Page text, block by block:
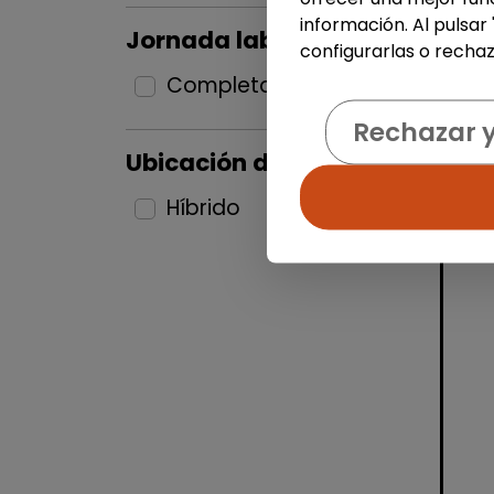
Jornada laboral
Completa
Ubicación del puesto
Híbrido
información. Al
configurarlas o
Rechazar